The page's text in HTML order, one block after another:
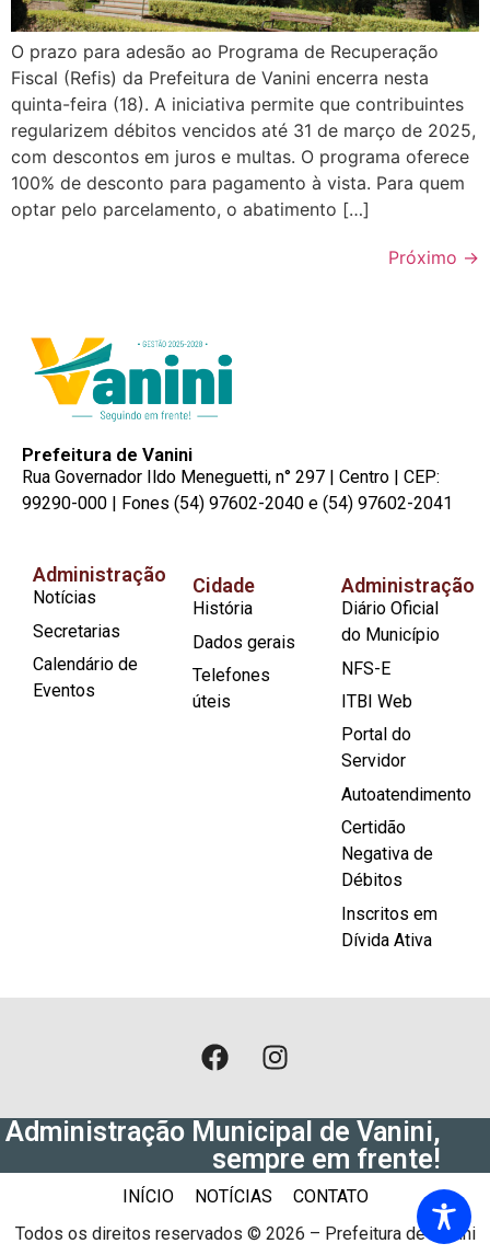
O prazo para adesão ao Programa de Recuperação
Fiscal (Refis) da Prefeitura de Vanini encerra nesta
quinta-feira (18). A iniciativa permite que contribuintes
regularizem débitos vencidos até 31 de março de 2025,
com descontos em juros e multas. O programa oferece
100% de desconto para pagamento à vista. Para quem
optar pelo parcelamento, o abatimento […]
Próximo →
Prefeitura de Vanini
Rua Governador Ildo Meneguetti, n° 297 | Centro | CEP:
99290-000 | Fones (54) 97602-2040 e (54) 97602-2041
Administração
Notícias
Secretarias
Calendário de
Eventos
Cidade
História
Dados gerais
Telefones
úteis
Administração
Diário Oficial
do Município
NFS-E
ITBI Web
Portal do
Servidor
Autoatendimento
Certidão
Negativa de
Débitos
Inscritos em
Dívida Ativa
Administração Municipal de Vanini,
sempre em frente!
INÍCIO NOTÍCIAS
CONTATO
Todos os direitos reservados © 2026 – Prefeitura de Vanini